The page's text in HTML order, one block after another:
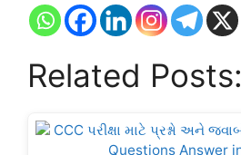
Related Posts: